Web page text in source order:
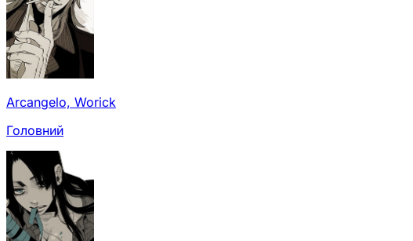
Arcangelo, Worick
Головний